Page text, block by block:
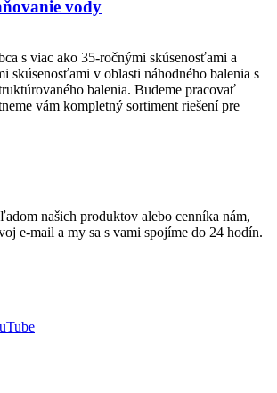
vody
s viac ako 35-ročnými skúsenosťami a
skúsenosťami v oblasti náhodného balenia s
balenia. Budeme pracovať
vám kompletný sortiment riešení pre
našich produktov alebo cenníka nám,
e-mail a my sa s vami spojíme do 24 hodín.